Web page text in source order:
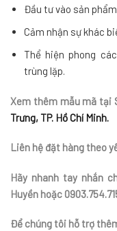
Đầu tư vào sản
Cảm nhận sự khác
Thể hiện phong
trùng lặp.
Xem thêm mẫu mã tại
Trưng, TP. Hồ Chí Minh.
Liên hệ đặt hàng theo
Hãy nhanh tay nhắn
Huyền hoặc
Để chúng tôi hỗ trợ